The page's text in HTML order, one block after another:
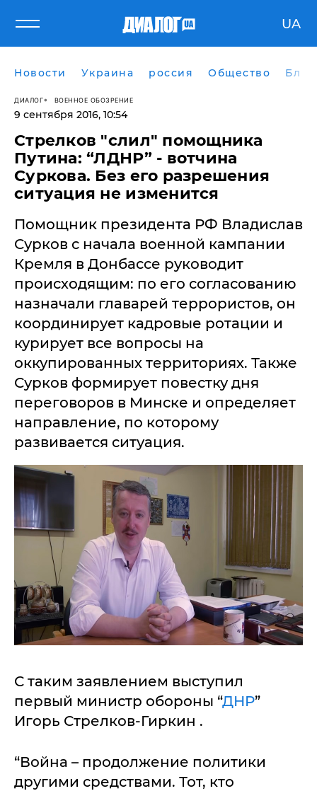
UA
Новости Украина россия Общество
ДИАЛОГ ВОЕННОЕ ОБОЗРЕНИЕ
9 сентября 2016, 10:54
Стрелков "слил" помощника
Путина: “ЛДНР” - вотчина
Суркова. Без его разрешения
ситуация не изменится
Помощник президента РФ Владислав
Сурков с начала военной кампании
Кремля в Донбассе руководит
происходящим: по его согласованию
назначали главарей террористов, он
координирует кадровые ротации и
курирует все вопросы на
оккупированных территориях. Также
Сурков формирует повестку дня
переговоров в Минске и определяет
направление, по которому
развивается ситуация.
С таким заявлением выступил
первый министр обороны “ДНР”
Игорь Стрелков-Гиркин .
“Война – продолжение политики
другими средствами. Тот, кто